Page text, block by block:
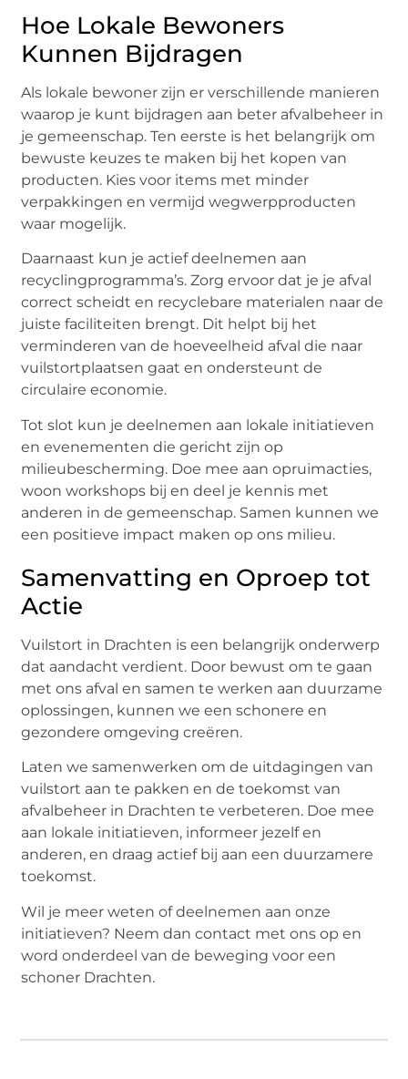
Hoe Lokale Bewoners
Kunnen Bijdragen
Als lokale bewoner zijn er verschillende manieren
waarop je kunt bijdragen aan beter afvalbeheer in
je gemeenschap. Ten eerste is het belangrijk om
bewuste keuzes te maken bij het kopen van
producten. Kies voor items met minder
verpakkingen en vermijd wegwerpproducten
waar mogelijk.
Daarnaast kun je actief deelnemen aan
recyclingprogramma’s. Zorg ervoor dat je je afval
correct scheidt en recyclebare materialen naar de
juiste faciliteiten brengt. Dit helpt bij het
verminderen van de hoeveelheid afval die naar
vuilstortplaatsen gaat en ondersteunt de
circulaire economie.
Tot slot kun je deelnemen aan lokale initiatieven
en evenementen die gericht zijn op
milieubescherming. Doe mee aan opruimacties,
woon workshops bij en deel je kennis met
anderen in de gemeenschap. Samen kunnen we
een positieve impact maken op ons milieu.
Samenvatting en Oproep tot
Actie
Vuilstort in Drachten is een belangrijk onderwerp
dat aandacht verdient. Door bewust om te gaan
met ons afval en samen te werken aan duurzame
oplossingen, kunnen we een schonere en
gezondere omgeving creëren.
Laten we samenwerken om de uitdagingen van
vuilstort aan te pakken en de toekomst van
afvalbeheer in Drachten te verbeteren. Doe mee
aan lokale initiatieven, informeer jezelf en
anderen, en draag actief bij aan een duurzamere
toekomst.
Wil je meer weten of deelnemen aan onze
initiatieven? Neem dan contact met ons op en
word onderdeel van de beweging voor een
schoner Drachten.